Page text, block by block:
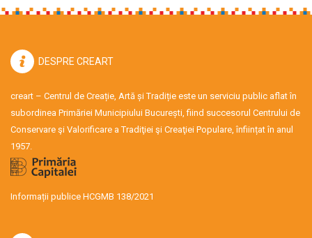
DESPRE CREART
creart – Centrul de Creație, Artă și Tradiție este un serviciu public aflat în
subordinea Primăriei Municipiului București, fiind succesorul Centrului de
Conservare şi Valorificare a Tradiţiei şi Creaţiei Populare, înființat în anul
1957.
Informații publice HCGMB 138/2021